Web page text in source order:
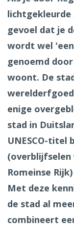
Dresden
Ålesund
Parijs Tokio
Singapore
Rome
Madrid
Vancouver
gevoel dat je
wordt wel
genoemd
woont. De
enige
stad in
UNESCO-titel
(overblijfselen
Romeinse
Met deze
de stad al
combineert